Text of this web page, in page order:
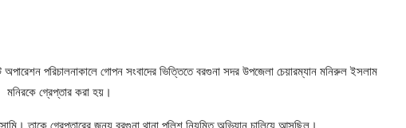
পরিচালনাকালে গোপন সংবাদের ভিত্তিতে বরগুনা সদর উপজেলা চেয়ারম্যান মনিরুল ইসলাম
মনিরকে গ্রেপ্তার করা হয়।